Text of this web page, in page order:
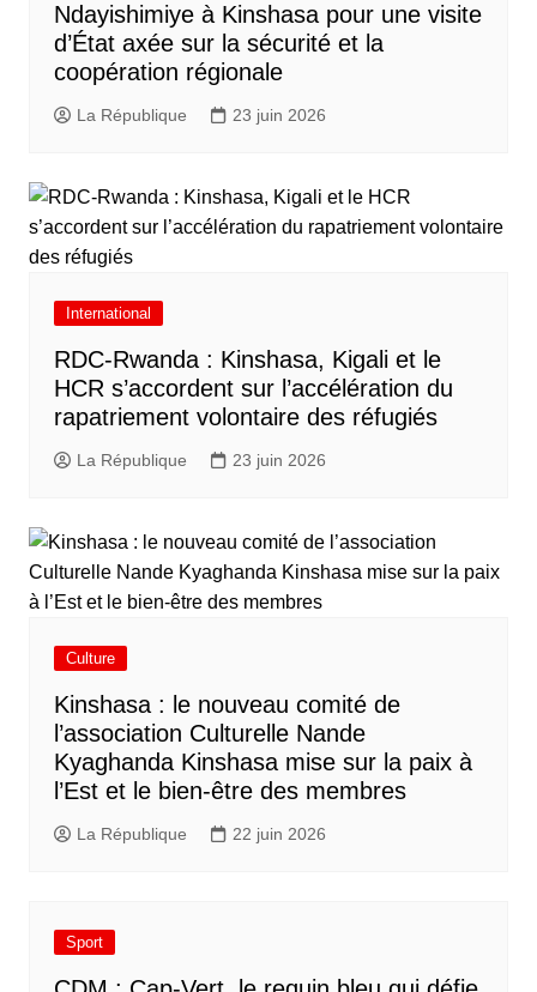
Ndayishimiye à Kinshasa pour une visite
d’État axée sur la sécurité et la
coopération régionale
La République 23 juin 2026
International
RDC-Rwanda : Kinshasa, Kigali et le
HCR s’accordent sur l’accélération du
rapatriement volontaire des réfugiés
La République 23 juin 2026
Culture
Kinshasa : le nouveau comité de
l’association Culturelle Nande
Kyaghanda Kinshasa mise sur la paix à
l’Est et le bien-être des membres
La République 22 juin 2026
Sport